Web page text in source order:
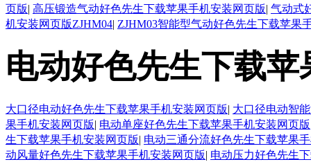
页版| 高压锻造气动好色先生下载苹果手机安装网页版| 气动式
机安装网页版ZJHM04| ZJHM03智能型气动好色先生下载苹果
电动好色先生下载
大口径电动好色先生下载苹果手机安装网页版| 大口径电动智
果手机安装网页版| 电动单座好色先生下载苹果手机安装网页版
生下载苹果手机安装网页版| 电动三通分流好色先生下载苹果
动风量好色先生下载苹果手机安装网页版| 电动压力好色先生